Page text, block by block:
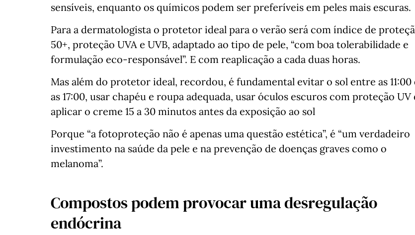
sensíveis, enquanto os químicos podem ser preferíveis em peles mais escuras.
Para a dermatologista o protetor ideal para o verão será com índice de
50+, proteção UVA e UVB, adaptado ao tipo de pele, “com boa tolerabilidade e
formulação eco-responsável”. E com reaplicação a cada duas horas.
Mas além do protetor ideal, recordou, é fundamental evitar o sol entre as 11:00
as 17:00, usar chapéu e roupa adequada, usar óculos escuros com proteção UV
aplicar o creme 15 a 30 minutos antes da exposição ao sol
Porque “a fotoproteção não é apenas uma questão estética”, é “um verdadeiro
investimento na saúde da pele e na prevenção de doenças graves como o
melanoma”.
Compostos podem provocar uma desregulação
endócrina